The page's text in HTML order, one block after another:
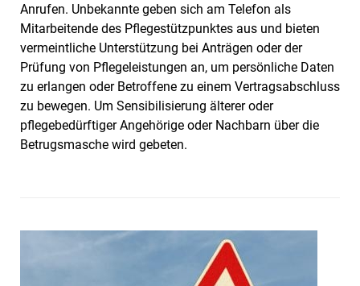
Anrufen. Unbekannte geben sich am Telefon als
Mitarbeitende des Pflegestützpunktes aus und bieten
vermeintliche Unterstützung bei Anträgen oder der
Prüfung von Pflegeleistungen an, um persönliche Daten
zu erlangen oder Betroffene zu einem Vertragsabschluss
zu bewegen. Um Sensibilisierung älterer oder
pflegebedürftiger Angehörige oder Nachbarn über die
Betrugsmasche wird gebeten.